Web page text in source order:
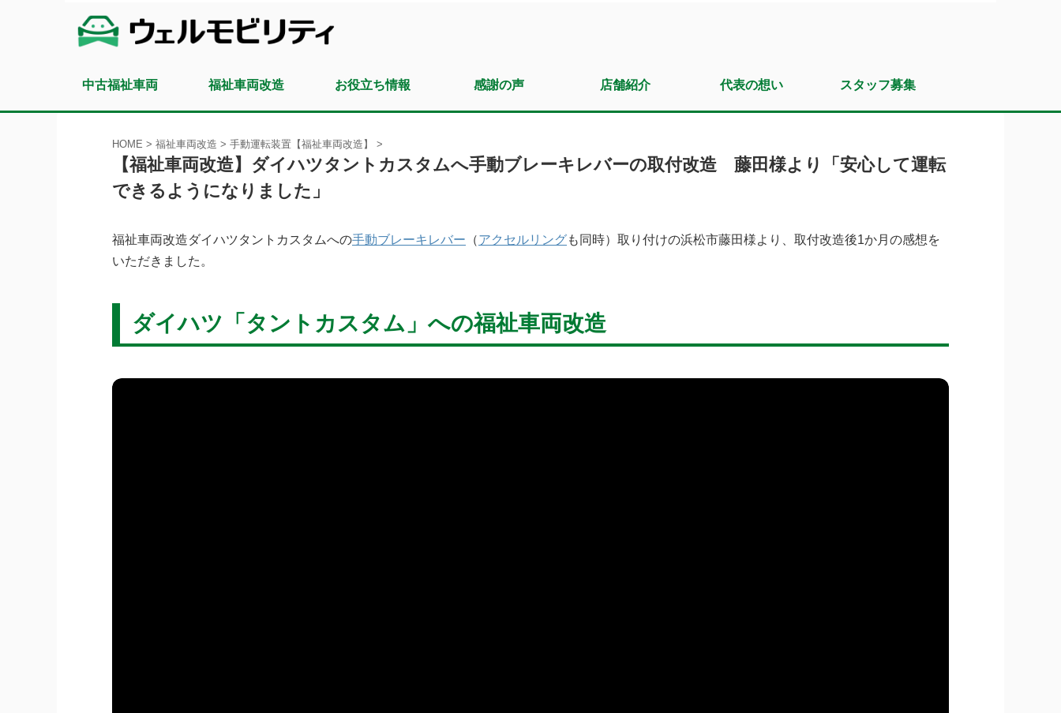
中古福祉車両 福祉車両改造 お役立ち情報 感謝の声 店舗紹介 代表の想い スタッフ募集
HOME > 福祉車両改造 > 手動運転装置【福祉車両改造】 >
【福祉車両改造】ダイハツタントカスタムへ手動ブレーキレバーの取付改造 藤田様より「安心して運転
できるようになりました」
福祉車両改造ダイハツタントカスタムへの手動ブレーキレバー （アクセルリングも同時）取り付けの浜松市藤田様より、取付改造後1か月の感想を
いただきました。
ダイハツ「タントカスタム」への福祉車両改造